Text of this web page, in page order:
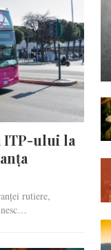
ITP-ului la
rutiere,